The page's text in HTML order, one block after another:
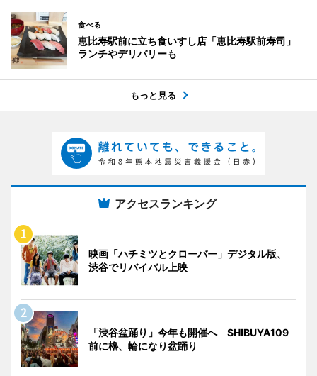
食べる
恵比寿駅前に立ち食いすし店「恵比寿駅前寿司」
ランチやデリバリーも
もっと見る
アクセスランキング
映画「ハチミツとクローバー」デジタル版、
渋谷でリバイバル上映
「渋谷盆踊り」今年も開催へ SHIBUYA109
前に櫓、輪になり盆踊り